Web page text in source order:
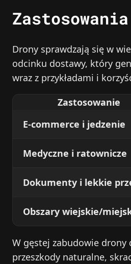
Drony sprawdzają się w
odcinku dostawy, który
wraz z przykładami i
Zastosowanie
E-commerce i jedzenie
Medyczne i ratownicze
Dokumenty i lekkie
Obszary wiejskie/
W gęstej zabudowie drony
przeszkody naturalne,